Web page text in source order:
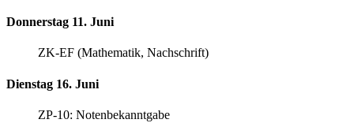
Donnerstag 11. Juni
ZK-EF (Mathematik, Nachschrift)
Dienstag 16. Juni
ZP-10: Notenbekanntgabe